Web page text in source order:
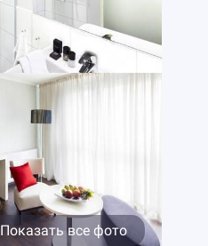
Показать все фото